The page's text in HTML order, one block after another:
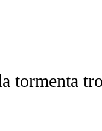
ABOUT NEW
tormenta